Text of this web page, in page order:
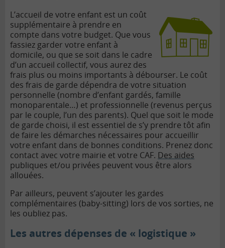
L’accueil de votre enfant est un coût
supplémentaire à prendre en
compte dans votre budget. Que vous
fassiez garder votre enfant à
domicile, ou que se soit dans le cadre
d’un accueil collectif, vous aurez des
frais plus ou moins importants à débourser. Le coût
des frais de garde dépendra de votre situation
personnelle (nombre d’enfant gardés, famille
monoparentale…) et professionnelle (revenus perçus
par le couple, l’un des parents). Quel que soit le mode
de garde choisi, il est essentiel de s’y prendre tôt afin
de faire les démarches nécessaires pour accueillir
votre enfant dans de bonnes conditions. Prenez donc
contact avec votre mairie et votre CAF. Des aides
publiques et/ou privées peuvent vous être alors
allouées.
Par ailleurs, peuvent s’ajouter les gardes
complémentaires (baby-sitting) lors de vos sorties, ne
les oubliez pas.
Les autres dépenses de « logistique »